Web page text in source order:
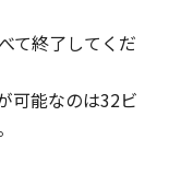
て終了してくだ
可能なのは32ビ